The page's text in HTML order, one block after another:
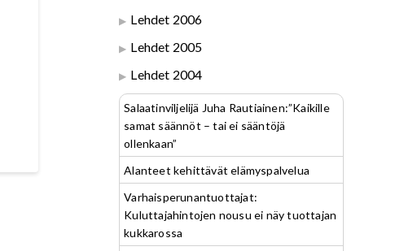
Lehdet 2006
Lehdet 2005
Lehdet 2004
Salaatinviljelijä Juha Rautiainen:”Kaikille
samat säännöt – tai ei sääntöjä
ollenkaan”
Alanteet kehittävät elämyspalvelua
Varhaisperunantuottajat:
Kuluttajahintojen nousu ei näy tuottajan
kukkarossa